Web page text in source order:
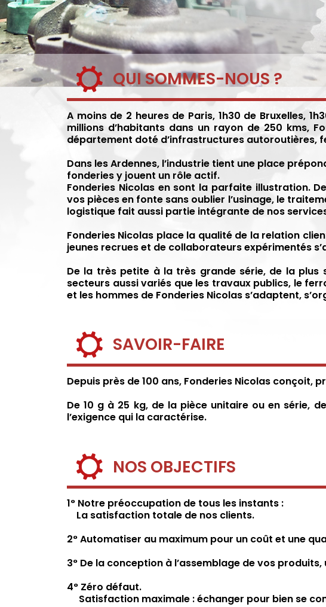
QUI SOMMES-NOUS ?
A moins de 2 heures de Paris, 1h30 de Bruxelles,
millions d’habitants dans un rayon de 250 kms,
département doté d’infrastructures autoroutières,
Dans les Ardennes, l’industrie tient une place
fonderies y jouent un rôle actif.
Fonderies Nicolas en sont la parfaite illustration.
vos pièces en fonte sans oublier l’usinage, le
logistique fait aussi partie intégrante de nos
Fonderies Nicolas place la qualité de la relation
jeunes recrues et de collaborateurs expérimentés
De la très petite à la très grande série, de la plus
secteurs aussi variés que les travaux publics, le
et les hommes de Fonderies Nicolas s’adaptent,
SAVOIR-FAIRE
Depuis près de 100 ans, Fonderies Nicolas conçoit,
De 10 g à 25 kg, de la pièce unitaire ou en série,
l’exigence qui la caractérise.
NOS OBJECTIFS
1° Notre préoccupation de tous les instants :
La satisfaction totale de nos clients.
2° Automatiser au maximum pour un coût et une
3° De la conception à l’assemblage de vos
4° Zéro défaut.
Satisfaction maximale : échanger pour bien se